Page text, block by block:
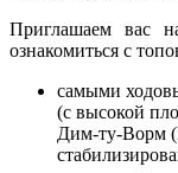
Приглашаем вас
ознакомиться с
самыми
(с высокой
Дим-ту-Ворм